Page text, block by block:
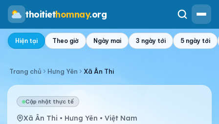
thoitiethomnay.org
Hiện tại Theo giờ Ngày mai 3 ngày tới 5 ngày tới
Trang chủ Hưng Yên Xã Ân Thi
Cập nhật thực tế
Xã Ân Thi • Hưng Yên • Việt Nam